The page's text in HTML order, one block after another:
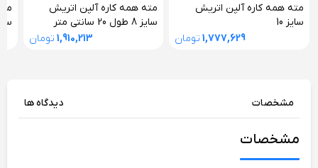
مته همه کاره آلپن اتریش
سایز 10
1,777,629 تومان
مته همه کاره آلپن اتریش
سایز 8 طول 20 سانتی متر
1,910,213 تومان
مشخصات دیدگاه ها
مشخصات